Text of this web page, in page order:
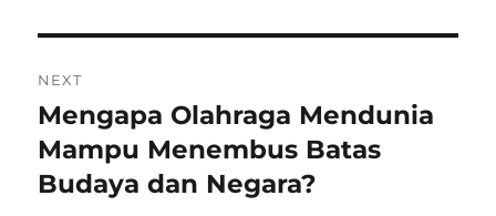
NEXT
Next
post:
Mengapa Olahraga Mendunia
Mampu Menembus Batas
Budaya dan Negara?